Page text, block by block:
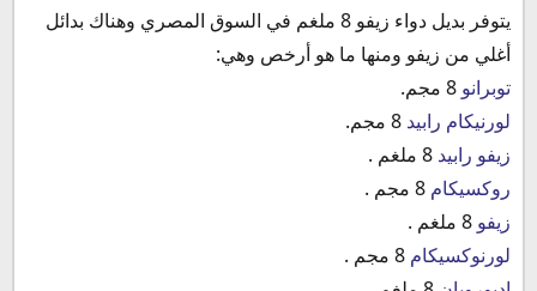
يتوفر بديل دواء زيفو 8 ملغم في السوق المصري وهناك بدائل
أغلي من زيفو ومنها ما هو أرخص وهي:
توبرانو
لورنيكام رابيد
زيفو رابيد
روكسيكام
زيفو
لورنوكسيكام